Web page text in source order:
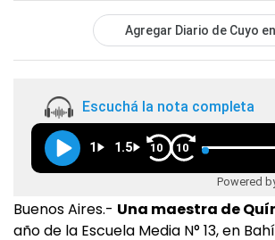
Agregar Diario de Cuyo en
Escuchá la nota completa
1 1.5 10 10
Powered
Buenos Aires.- Una maestra de
año de la Escuela Media N° 13, en